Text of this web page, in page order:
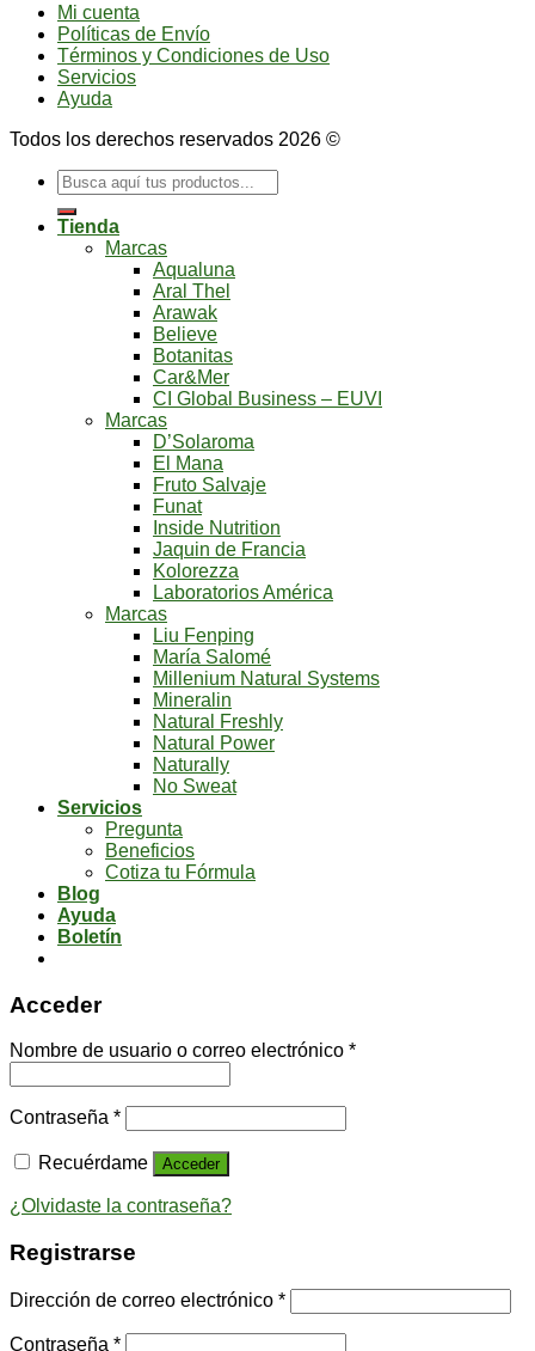
Mi cuenta
Políticas de Envío
Términos y Condiciones de Uso
Servicios
Ayuda
Todos los derechos reservados 2026 ©
Buscar
por:
Tienda
Marcas
Aqualuna
Aral Thel
Arawak
Believe
Botanitas
Car&Mer
CI Global Business – EUVI
Marcas
D’Solaroma
El Mana
Fruto Salvaje
Funat
Inside Nutrition
Jaquin de Francia
Kolorezza
Laboratorios América
Marcas
Liu Fenping
María Salomé
Millenium Natural Systems
Mineralin
Natural Freshly
Natural Power
Naturally
No Sweat
Servicios
Pregunta
Beneficios
Cotiza tu Fórmula
Blog
Ayuda
Boletín
Acceder
Nombre de usuario o correo electrónico *
Contraseña *
Recuérdame Acceder
¿Olvidaste la contraseña?
Registrarse
Dirección de correo electrónico *
Contraseña *